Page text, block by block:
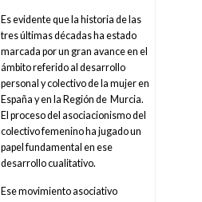
Es evidente que la historia de las
tres últimas décadas ha estado
marcada por un gran avance en el
ámbito referido al desarrollo
personal y colectivo de la mujer en
España y en la Región de Murcia.
El proceso del asociacionismo del
colectivo femenino ha jugado un
papel fundamental en ese
desarrollo cualitativo.
Ese movimiento asociativo